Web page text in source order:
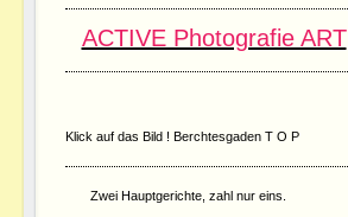
ACTIVE Photografie ART
Klick auf das Bild ! Berchtesgaden T O P
Zwei Hauptgerichte, zahl nur eins.